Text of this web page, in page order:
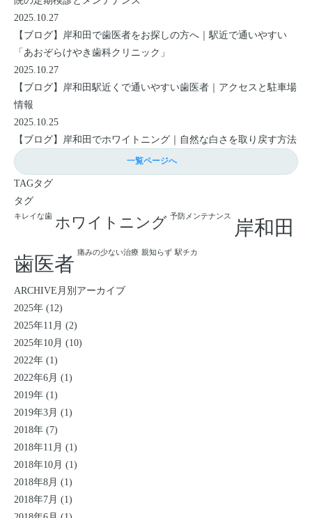
2025.10.27
【ブログ】 岸和田で歯医者をお探しの方へ｜駅近で通いやすい
「あおぞらけやき歯科クリニック」
2025.10.27
【ブログ】 岸和田駅近くで通いやすい歯医者｜アクセスと駐車場
情報
2025.10.25
【ブログ】 岸和田でホワイトニング｜自然な白さを取り戻す方法
一覧ページへ
TAGタグ
タグ
キレイな歯 ホワイトニング 予防メンテナンス
岸和田
歯医者
痛みの少ない治療 親知らず 駅チカ
ARCHIVE 月別アーカイブ
2025年 (12)
2025年11月 (2)
2025年10月 (10)
2022年 (1)
2022年6月 (1)
2019年 (1)
2019年3月 (1)
2018年 (7)
2018年11月 (1)
2018年10月 (1)
2018年8月 (1)
2018年7月 (1)